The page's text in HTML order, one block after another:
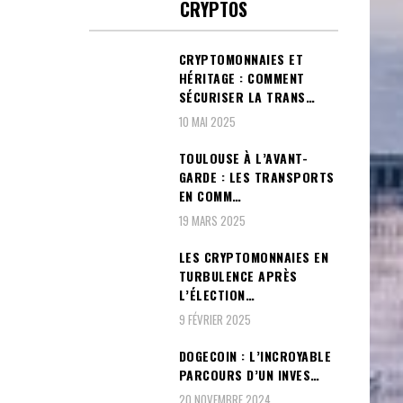
CRYPTOS
CRYPTOMONNAIES ET
HÉRITAGE : COMMENT
SÉCURISER LA TRANS…
10 MAI 2025
TOULOUSE À L’AVANT-
GARDE : LES TRANSPORTS
EN COMM…
19 MARS 2025
LES CRYPTOMONNAIES EN
TURBULENCE APRÈS
L’ÉLECTION…
9 FÉVRIER 2025
DOGECOIN : L’INCROYABLE
PARCOURS D’UN INVES…